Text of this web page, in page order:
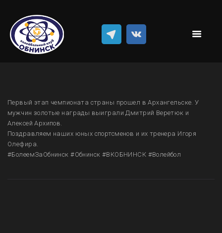
Новости
Классический волейбол
Пляжный волейбол
Первый этап чемпионата страны прошел в Архангельске. У
мужчин золотые награды выиграли Дмитрий Веретюк и
Алексей Архипов.
Поздравляем наших юных спортсменов и их тренера Игоря
Олефира.
#БолеемЗаОбнинск #Обнинск #ВКОБНИНСК #Волейбол